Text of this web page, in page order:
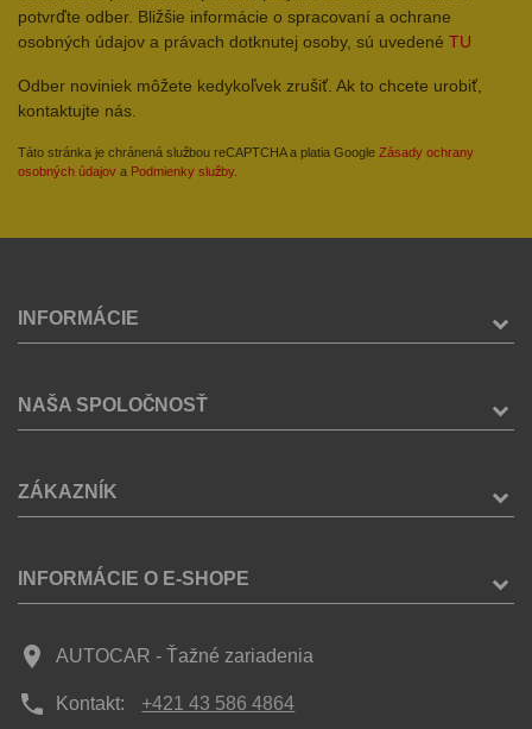
potvrďte odber. Bližšie informácie o spracovaní a ochrane
osobných údajov a právach dotknutej osoby, sú uvedené TU
Odber noviniek môžete kedykoľvek zrušiť. Ak to chcete urobiť,
kontaktujte nás.
Táto stránka je chránená službou reCAPTCHA a platia Google Zásady ochrany
osobných údajov a Podmienky služby.
INFORMÁCIE
NAŠA SPOLOČNOSŤ
ZÁKAZNÍK
INFORMÁCIE O E-SHOPE
place AUTOCAR - Ťažné zariadenia
phone Kontakt: +421 43 586 4864